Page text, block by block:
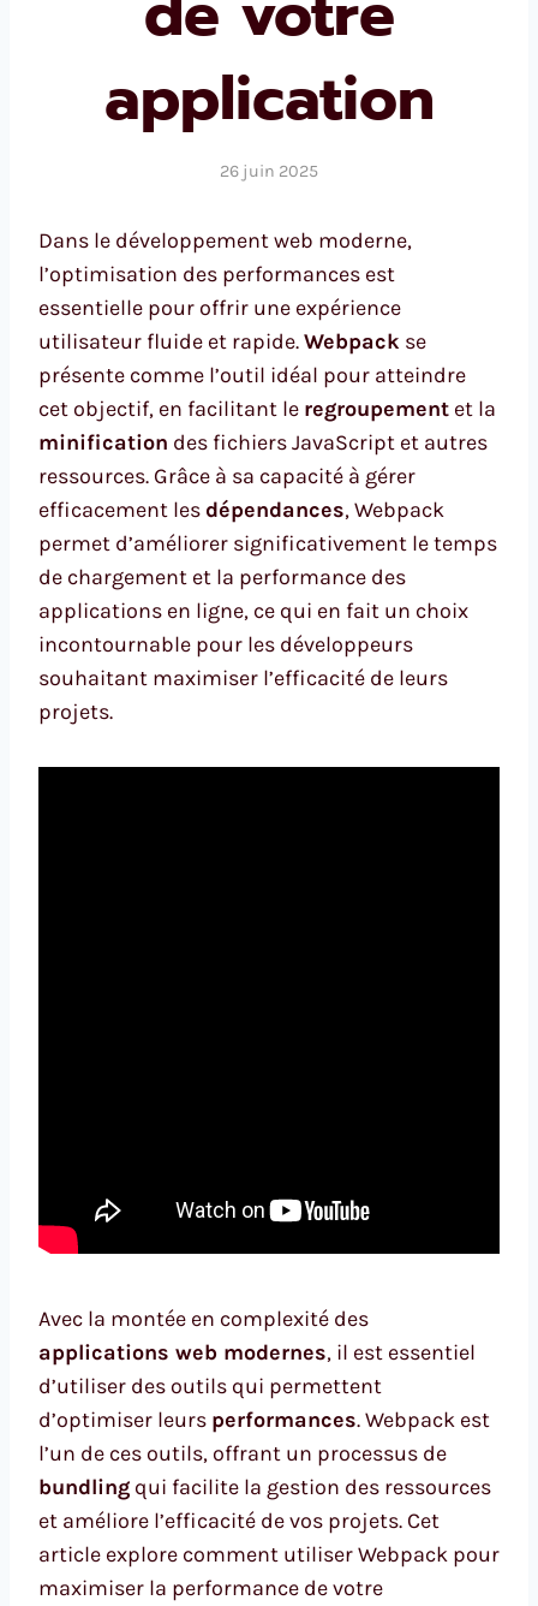
application
26 juin 2025
Dans le développement web moderne,
l’optimisation des performances est
essentielle pour offrir une expérience
utilisateur fluide et rapide.Webpack se
présente comme l’outil idéal pour atteindre
cet objectif, en facilitant le regroupement et la
minification des fichiers JavaScript et autres
ressources. Grâce à sa capacité à gérer
efficacement les dépendances, Webpack
permet d’améliorer significativement le temps
de chargement et la performance des
applications en ligne, ce qui en fait un choix
incontournable pour les développeurs
souhaitant maximiser l’efficacité de leurs
projets.
Avec la montée en complexité des
applications web modernes, il est essentiel
d’utiliser des outils qui permettent
d’optimiser leurs performances. Webpack est
l’un de ces outils, offrant un processus de
bundling qui facilite la gestion des ressources
et améliore l’efficacité de vos projets. Cet
article explore comment utiliser Webpack pour
maximiser la performance de votre